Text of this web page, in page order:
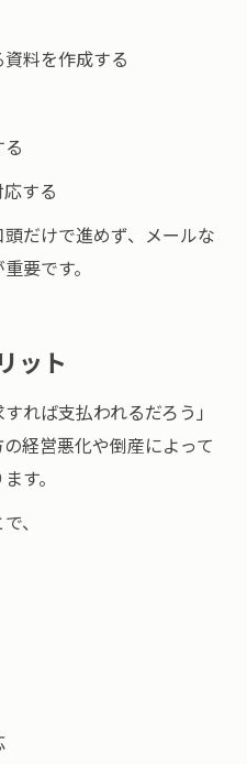
料を作成する
する
だけで進めず、メールな
要です。
ット
れば支払われるだろう」
経営悪化や倒産によって
す。
、